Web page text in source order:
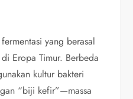
yang berasal
Eropa Timur. Berbeda
kultur bakteri
“biji kefir”—massa